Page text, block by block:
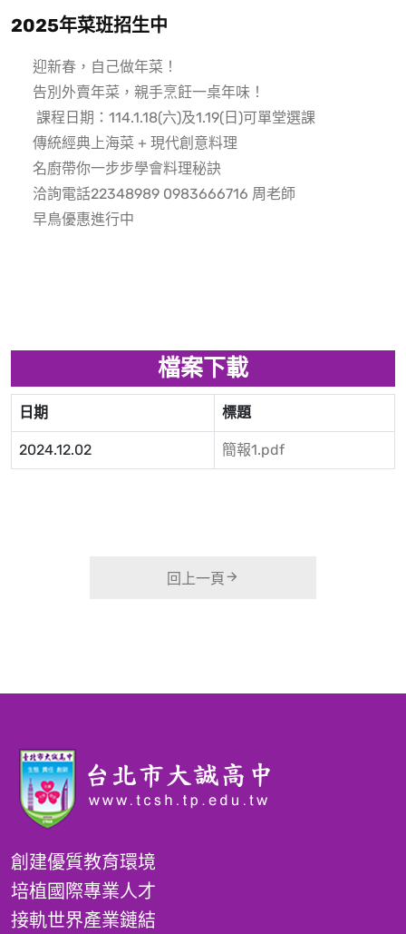
2025年菜班招生中
迎新春，自己做年菜！
告別外賣年菜，親手烹飪一桌年味！
課程日期：114.1.18(六)及1.19(日)可單堂選課
傳統經典上海菜 + 現代創意料理
名廚帶你一步步學會料理秘訣
洽詢電話22348989 0983666716 周老師
早鳥優惠進行中
檔案下載
日期 標題
2024.12.02 簡報1.pdf
回上一頁
創建優質教育環境
培植國際專業人才
接軌世界產業鏈結